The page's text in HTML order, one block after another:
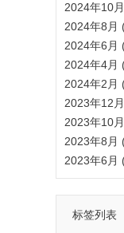
2024年10
2024年8月
2024年6月
2024年4月
2024年2月
2023年12
2023年10
2023年8月
2023年6月
标签列表